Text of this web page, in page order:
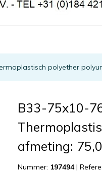
polyether
B33-75x10-
afmeting:
Nummer: 197494 |